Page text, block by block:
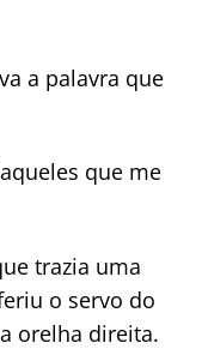
a palavra que
que me
trazia uma
o servo do
orelha direita.